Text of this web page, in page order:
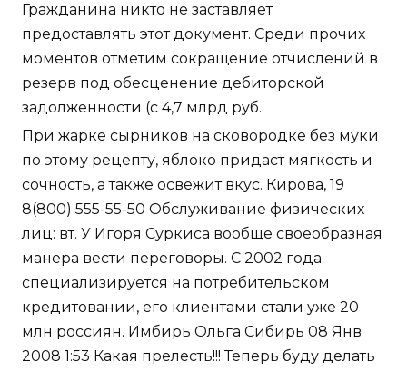
Гражданина никто не заставляет
предоставлять этот документ. Среди прочих
моментов отметим сокращение отчислений в
резерв под обесценение дебиторской
задолженности (с 4,7 млрд руб.
При жарке сырников на сковородке без муки
по этому рецепту, яблоко придаст мягкость и
сочность, а также освежит вкус. Кирова, 19
8(800) 555-55-50 Обслуживание физических
лиц: вт. У Игоря Суркиса вообще своеобразная
манера вести переговоры. С 2002 года
специализируется на потребительском
кредитовании, его клиентами стали уже 20
млн россиян. Имбирь Ольга Сибирь 08 Янв
2008 1:53 Какая прелесть!!! Теперь буду делать